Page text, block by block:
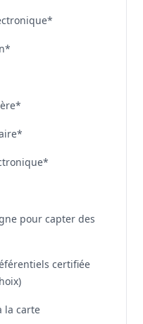
pour capter des
certifiée
la carte